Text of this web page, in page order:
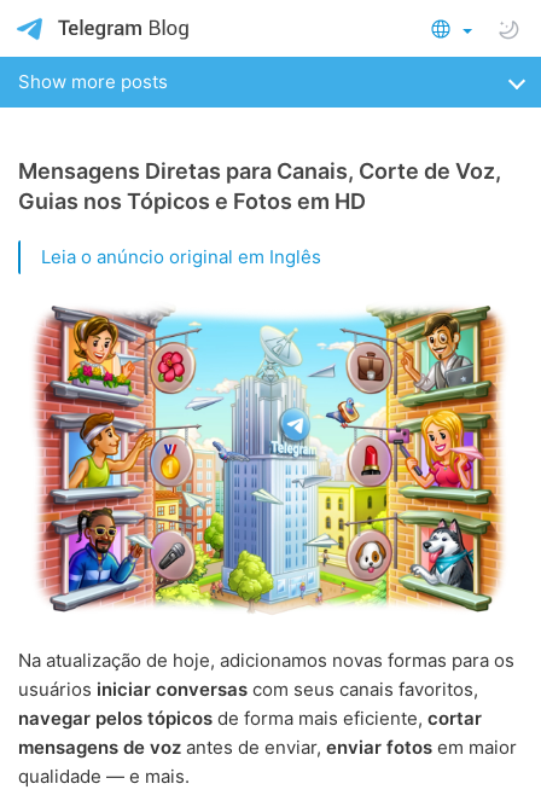
Show more posts
Mensagens Diretas para Canais, Corte de Voz,
Guias nos Tópicos e Fotos em HD
Leia o anúncio original em Inglês
Na atualização de hoje, adicionamos novas formas para os
usuários iniciar conversas com seus canais favoritos,
navegar pelos tópicos de forma mais eficiente, cortar
mensagens de voz antes de enviar, enviar fotos em maior
qualidade — e mais.